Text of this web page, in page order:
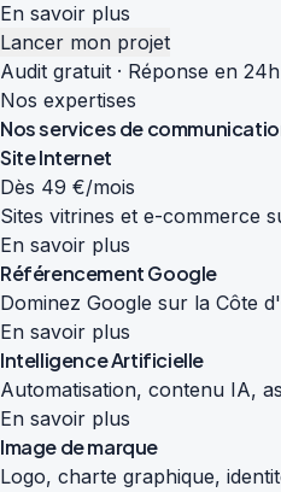
En savoir plus
Lancer mon projet
Audit gratuit · Réponse en 24h
Nos expertises
Nos services de
Site Internet
Dès 49 €/mois
Sites vitrines et e-commerce
En savoir plus
Référencement Google
Dominez Google sur la Côte
En savoir plus
Intelligence Artificielle
Automatisation, contenu IA,
En savoir plus
Image de marque
Logo, charte graphique,